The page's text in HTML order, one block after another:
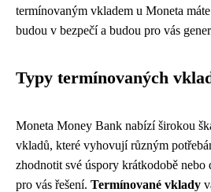
termínovaným vkladem u Moneta
budou v bezpečí a budou pro vás
Typy termínovaných
Moneta Money Bank nabízí širokou
vkladů, které vyhovují různým
zhodnotit své úspory krátkodobě nebo
pro vás řešení. Termínované vklady